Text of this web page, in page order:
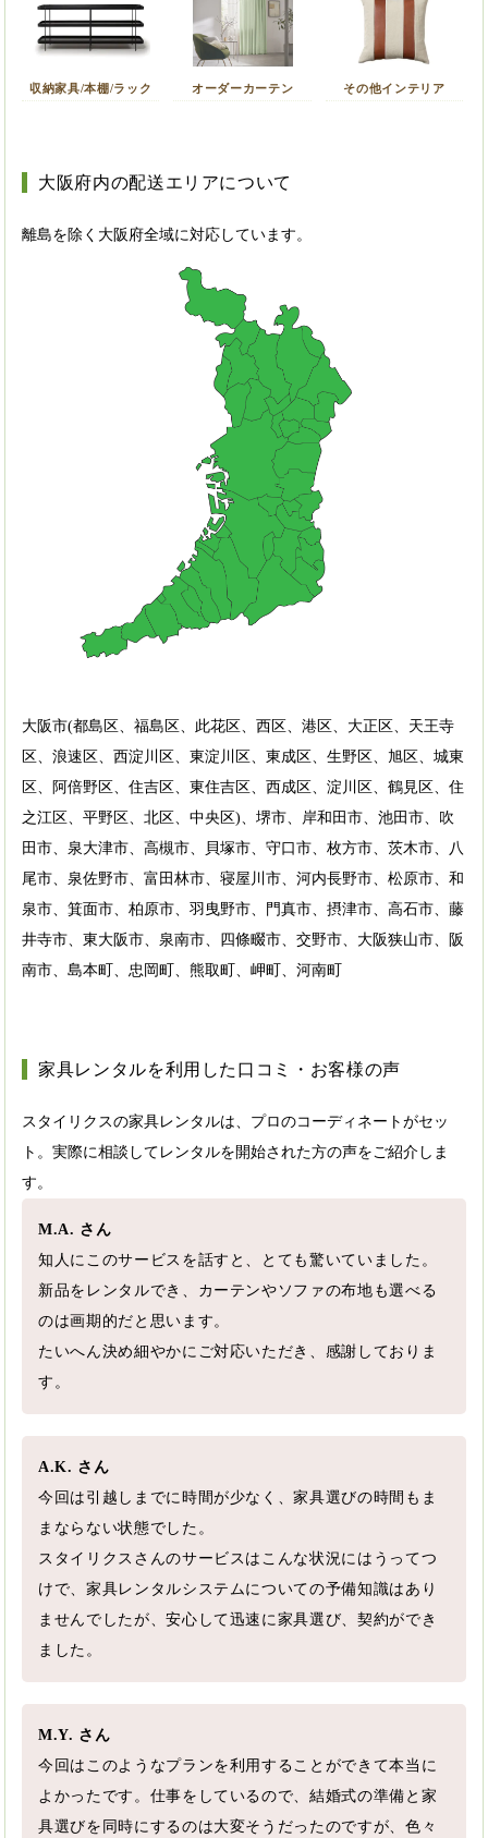
収納家具/本棚/ラック オーダーカーテン その他インテリア
大阪府内の配送エリアについて
離島を除く大阪府全域に対応しています。
大阪市(都島区、福島区、此花区、西区、港区、大正区、天王寺
区、浪速区、西淀川区、東淀川区、東成区、生野区、旭区、城東
区、阿倍野区、住吉区、東住吉区、西成区、淀川区、鶴見区、住
之江区、平野区、北区、中央区)、堺市、岸和田市、池田市、吹
田市、泉大津市、高槻市、貝塚市、守口市、枚方市、茨木市、八
尾市、泉佐野市、富田林市、寝屋川市、河内長野市、松原市、和
泉市、箕面市、柏原市、羽曳野市、門真市、摂津市、高石市、藤
井寺市、東大阪市、泉南市、四條畷市、交野市、大阪狭山市、阪
南市、島本町、忠岡町、熊取町、岬町、河南町
家具レンタルを利用した口コミ・お客様の声
スタイリクスの家具レンタルは、プロのコーディネートがセッ
ト。実際に相談してレンタルを開始された方の声をご紹介しま
す。
M.A. さん
知人にこのサービスを話すと、とても驚いていました。
新品をレンタルでき、カーテンやソファの布地も選べる
のは画期的だと思います。
たいへん決め細やかにご対応いただき、感謝しておりま
す。
A.K. さん
今回は引越しまでに時間が少なく、家具選びの時間もま
まならない状態でした。
スタイリクスさんのサービスはこんな状況にはうってつ
けで、家具レンタルシステムについての予備知識はあり
ませんでしたが、安心して迅速に家具選び、契約ができ
ました。
M.Y. さん
今回はこのようなプランを利用することができて本当に
よかったです。仕事をしているので、結婚式の準備と家
具選びを同時にするのは大変そうだったのですが、色々